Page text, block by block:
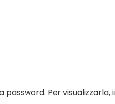
Per visualizzarla,